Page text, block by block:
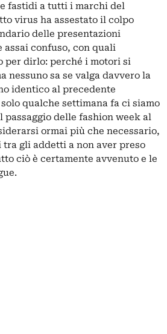
fastidi a tutti i marchi del
virus ha assestato il colpo
delle presentazioni
confuso, con quali
per dirlo: perché i motori si
nessuno sa se valga davvero la
identico al precedente
solo qualche settimana fa ci siamo
passaggio delle fashion week al
ormai più che necessario,
gli addetti a non aver preso
ciò è certamente avvenuto e le